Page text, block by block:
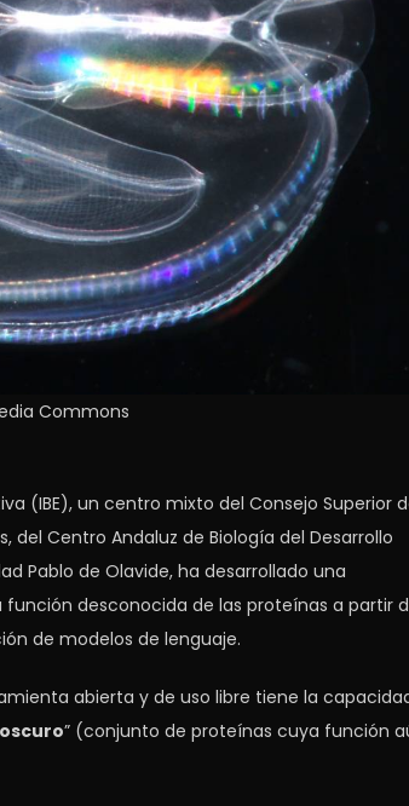
Commons
(IBE), un centro mixto del Consejo Superior
del Centro Andaluz de Biología del Desarrollo
Pablo de Olavide, ha desarrollado una
desconocida de las proteínas a partir
de modelos de lenguaje.
abierta y de uso libre tiene la
” (conjunto de proteínas cuya función